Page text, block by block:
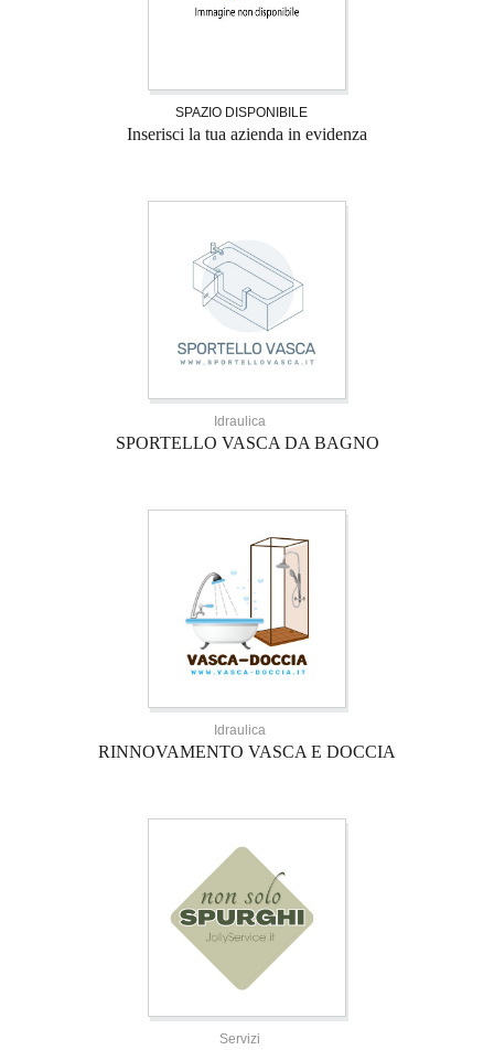
SPAZIO DISPONIBILE
Inserisci la tua azienda in evidenza
Idraulica
SPORTELLO VASCA DA BAGNO
Idraulica
RINNOVAMENTO VASCA E DOCCIA
Servizi